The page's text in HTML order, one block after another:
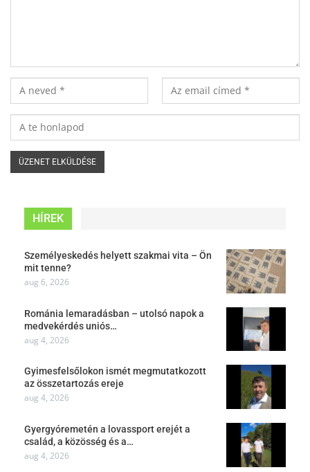
HÍREK
Személyeskedés helyett szakmai vita – Ön
mit tenne?
aug 6, 2026
Románia lemaradásban – utolsó napok a
medvekérdés uniós…
aug 4, 2026
Gyimesfelsőlokon ismét megmutatkozott
az összetartozás ereje
aug 4, 2026
Gyergyóremetén a lovassport erejét a
család, a közösség és a…
aug 4, 2026